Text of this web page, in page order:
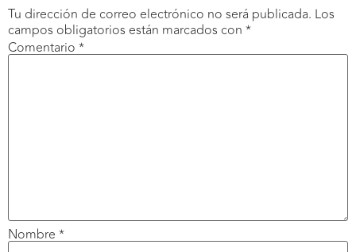
Tu dirección de correo electrónico no será publicada. Los
campos obligatorios están marcados con *
Comentario *
Nombre *